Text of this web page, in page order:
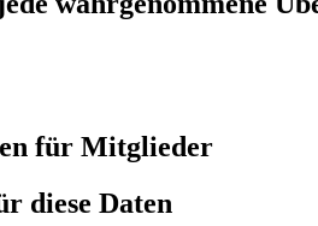
für Mitglieder
diese Daten